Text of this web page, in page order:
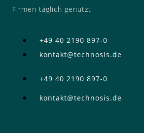
Firmen täglich genutzt
+49 40 2190 897-0
kontakt@technosis.de
+49 40 2190 897-0
kontakt@technosis.de